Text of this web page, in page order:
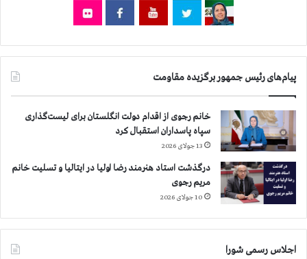
پیام‌های رئیس جمهور برگزیده مقاومت
خانم رجوی از اقدام دولت انگلستان برای لیست‌گذاری
سپاه پاسداران استقبال کرد
13 جولای 2026
درگذشت استاد هنرمند رضا اولیا در ایتالیا و تسلیت خانم
مریم رجوی
10 جولای 2026
اجلاس رسمی شورا